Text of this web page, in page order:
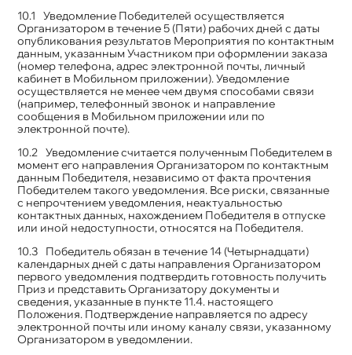
Уведомление Победителей осуществляется
Организатором в течение 5 (Пяти) рабочих дней с даты
опубликования результатов Мероприятия по контактным
данным, указанным Участником при оформлении заказа
(номер телефона, адрес электронной почты, личный
кабинет в Мобильном приложении). Уведомление
осуществляется не менее чем двумя способами связи
(например, телефонный звонок и направление
сообщения в Мобильном приложении или по
электронной почте).
Уведомление считается полученным Победителем в
момент его направления Организатором по контактным
данным Победителя, независимо от факта прочтения
Победителем такого уведомления. Все риски, связанные
с непрочтением уведомления, неактуальностью
контактных данных, нахождением Победителя в отпуске
или иной недоступности, относятся на Победителя.
Победитель обязан в течение 14 (Четырнадцати)
календарных дней с даты направления Организатором
первого уведомления подтвердить готовность получить
Приз и представить Организатору документы и
сведения, указанные в пункте 11.4. настоящего
Положения. Подтверждение направляется по адресу
электронной почты или иному каналу связи, указанному
Организатором в уведомлении.